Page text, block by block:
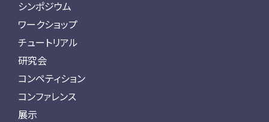
シンポジウム
ワークショップ
チュートリアル
研究会
コンペティション
コンファレンス
展示